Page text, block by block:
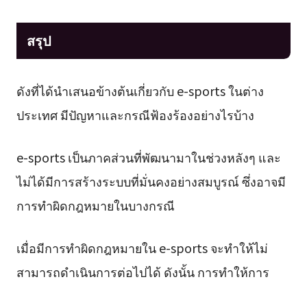
สรุป
ดังที่ได้นำเสนอข้างต้นเกี่ยวกับ e-sports ในต่าง
ประเทศ มีปัญหาและกรณีฟ้องร้องอย่างไรบ้าง
e-sports เป็นภาคส่วนที่พัฒนามาในช่วงหลังๆ และ
ไม่ได้มีการสร้างระบบที่มั่นคงอย่างสมบูรณ์ ซึ่งอาจมี
การทำผิดกฎหมายในบางกรณี
เมื่อมีการทำผิดกฎหมายใน e-sports จะทำให้ไม่
สามารถดำเนินการต่อไปได้ ดังนั้น การทำให้การ